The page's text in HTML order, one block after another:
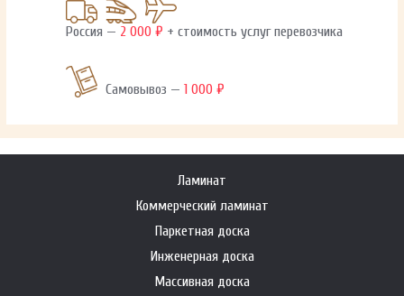
Россия — 2 000 ₽ + стоимость услуг перевозчика
Самовывоз —1 000 ₽
Ламинат
Коммерческий ламинат
Паркетная доска
Инженерная доска
Массивная доска